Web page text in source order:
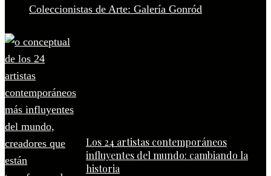
Coleccionistas de Arte: Galería Gonród
Los 24 artistas contemporáneos
influyentes del mundo: cambiando la
historia